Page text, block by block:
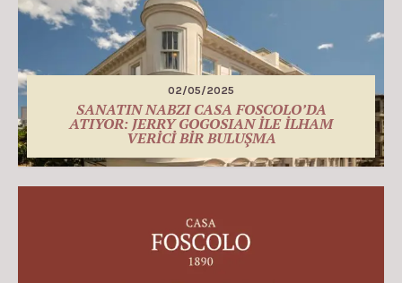
02/05/2025
SANATIN NABZI CASA FOSCOLO’DA
ATIYOR: JERRY GOGOSIAN İLE İLHAM
VERİCİ BİR BULUŞMA